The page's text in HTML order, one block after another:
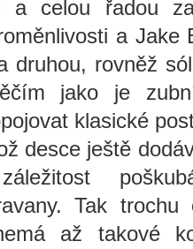
a celou řadou
a Jake
druhou, rovněž
jako je
klasické
desce ještě
Tak
až takové